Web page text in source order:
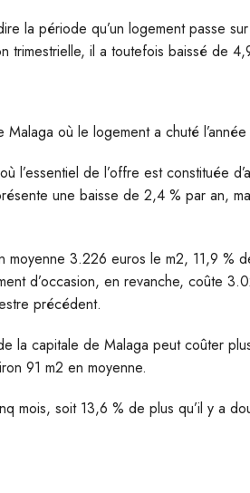
la période qu’un logement passe
trimestrielle, il a toutefois baissé de
où le logement a chuté
l’essentiel de l’offre est constituée
une baisse de 2,4 % par an,
3.226 euros le m2, 11,9 %
d’occasion, en revanche, coûte
précédent.
la capitale de Malaga peut coûter
91 m2 en moyenne.
mois, soit 13,6 % de plus qu’il y a